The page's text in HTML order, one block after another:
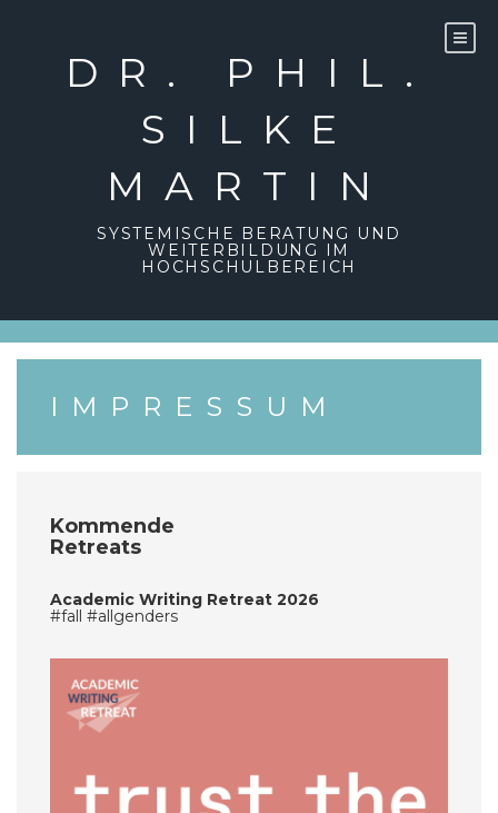
DR. PHIL.
SILKE
MARTIN
SYSTEMISCHE BERATUNG UND
WEITERBILDUNG IM
HOCHSCHULBEREICH
IMPRESSUM
Kommende
Retreats
Academic Writing Retreat 2026
#fall #allgenders